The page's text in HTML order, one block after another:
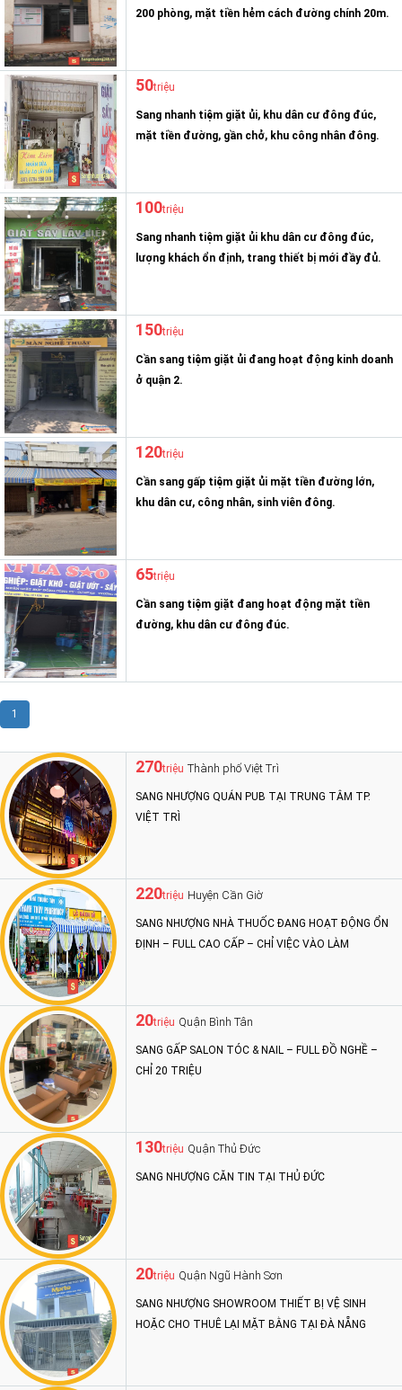
200 phòng, mặt tiền hẻm cách đường chính 20m.
50triệu
Sang nhanh tiệm giặt ủi, khu dân cư đông đúc,
mặt tiền đường, gần chở, khu công nhân đông.
100triệu
Sang nhanh tiệm giặt ủi khu dân cư đông đúc,
lượng khách ổn định, trang thiết bị mới đầy đủ.
150triệu
Cần sang tiệm giặt ủi đang hoạt động kinh doanh
ở quận 2.
120triệu
Cần sang gấp tiệm giặt ủi mặt tiền đường lớn,
khu dân cư, công nhân, sinh viên đông.
65triệu
Cần sang tiệm giặt đang hoạt động mặt tiền
đường, khu dân cư đông đúc.
1
270triệu Thành phố Việt Trì
SANG NHƯỢNG QUÁN PUB TẠI TRUNG TÂM TP.
VIỆT TRÌ
220triệu Huyện Cần Giờ
SANG NHƯỢNG NHÀ THUỐC ĐANG HOẠT ĐỘNG ỔN
ĐỊNH – FULL CAO CẤP – CHỈ VIỆC VÀO LÀM
20triệu Quận Bình Tân
SANG GẤP SALON TÓC & NAIL – FULL ĐỒ NGHỀ –
CHỈ 20 TRIỆU
130triệu Quận Thủ Đức
SANG NHƯỢNG CĂN TIN TẠI THỦ ĐỨC
20triệu Quận Ngũ Hành Sơn
SANG NHƯỢNG SHOWROOM THIẾT BỊ VỆ SINH
HOẶC CHO THUÊ LẠI MẶT BẰNG TẠI ĐÀ NẴNG